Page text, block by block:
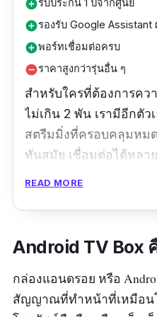
add_circle
add_circleรองรับ Google Assistant
add_circleพอร์ทเชื่อมต่อครบ
remove_circleราคาสูงกว่ารุ่นอื่น ๆ
สำหรับใครที่ต้องการค
ไม่เกิน 2 พัน เรามีอีกตัว
สตรีมมิ่งที่ครอบคลุมหม
ทันสมัย เชื่อมต่อได้หลา
Chromecast Built-in เ
ความต้องการ และใครช
แต่มาก ทาง ZTE
reddot design award
READ MORE
Android TV Box
กล่องแอนดรอย หรือ
สัญญาณที่ทำหน้าที่เหมือน